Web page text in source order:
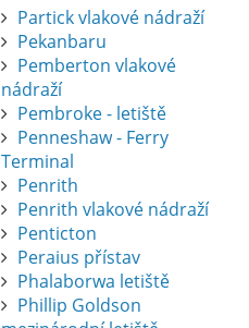
Partick vlakové nádraží
Pekanbaru
Pemberton vlakové
nádraží
Pembroke - letiště
Penneshaw - Ferry
Terminal
Penrith
Penrith vlakové nádraží
Penticton
Peraius přístav
Phalaborwa letiště
Phillip Goldson